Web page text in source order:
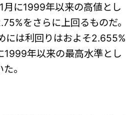
月に1999年以来の高値とし
をさらに上回るものだ。
には利回りはおよそ2.655%
1999年以来の最高水準とし
。